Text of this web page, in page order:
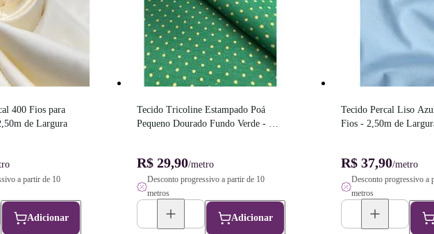
400 Fios para
de Largura
a partir de 10
Adicionar
Tecido Tricoline Estampado Poá
Pequeno Dourado Fundo Verde -
R$ 29,90/metro
Desconto progressivo a partir de 10
metros
Adicionar
Tecido Percal Liso
Fios - 2,50m de
R$ 37,90/metro
Desconto progressivo a
metros